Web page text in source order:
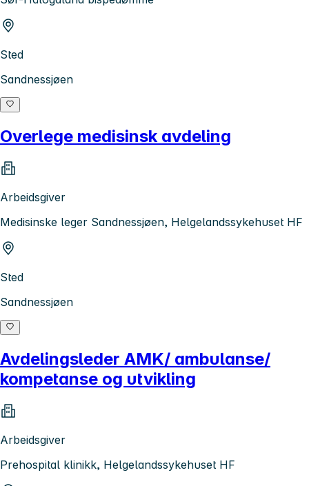
Sted
Sandnessjøen
Overlege medisinsk avdeling
Arbeidsgiver
Medisinske leger Sandnessjøen, Helgelandssykehuset HF
Sted
Sandnessjøen
Avdelingsleder AMK/ ambulanse/
kompetanse og utvikling
Arbeidsgiver
Prehospital klinikk, Helgelandssykehuset HF